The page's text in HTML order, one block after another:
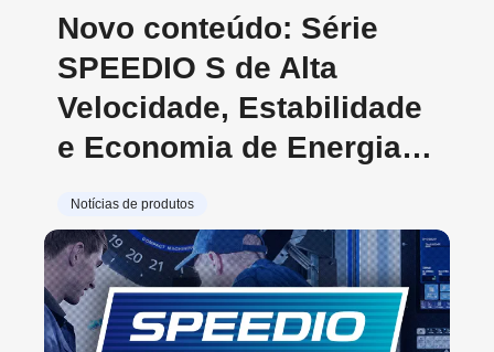
Novo conteúdo: Série
SPEEDIO S de Alta
Velocidade, Estabilidade
e Economia de Energia, a
Notícias de produtos